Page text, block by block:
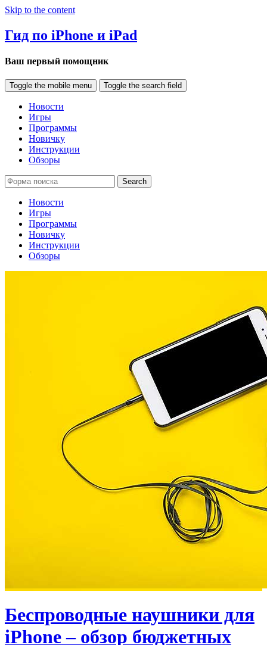
Skip to the content
Гид по iPhone и iPad
Ваш первый помощник
Toggle the mobile menu Toggle the search field
Новости
Игры
Программы
Новичку
Инструкции
Обзоры
Search
Новости
Игры
Программы
Новичку
Инструкции
Обзоры
Беспроводные наушники для
iPhone – обзор бюджетных